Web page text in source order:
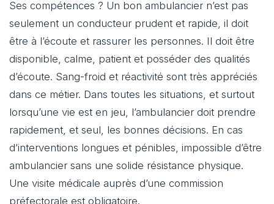
Ses compétences ? Un bon ambulancier n’est pas
seulement un conducteur prudent et rapide, il doit
être à l’écoute et rassurer les personnes. Il doit être
disponible, calme, patient et posséder des qualités
d’écoute. Sang-froid et réactivité sont très appréciés
dans ce métier. Dans toutes les situations, et surtout
lorsqu’une vie est en jeu, l’ambulancier doit prendre
rapidement, et seul, les bonnes décisions. En cas
d’interventions longues et pénibles, impossible d’être
ambulancier sans une solide résistance physique.
Une visite médicale auprès d’une commission
préfectorale est obligatoire.